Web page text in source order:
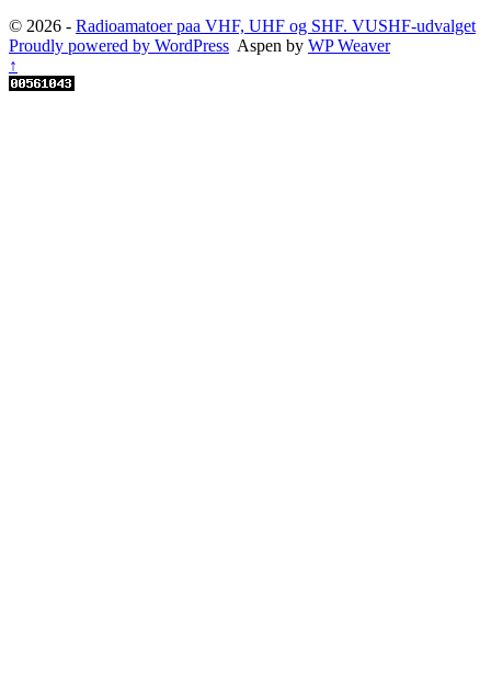
© 2026 - Radioamatoer paa VHF, UHF og SHF. VUSHF-udvalget
Proudly powered by WordPress Aspen by WP Weaver
↑